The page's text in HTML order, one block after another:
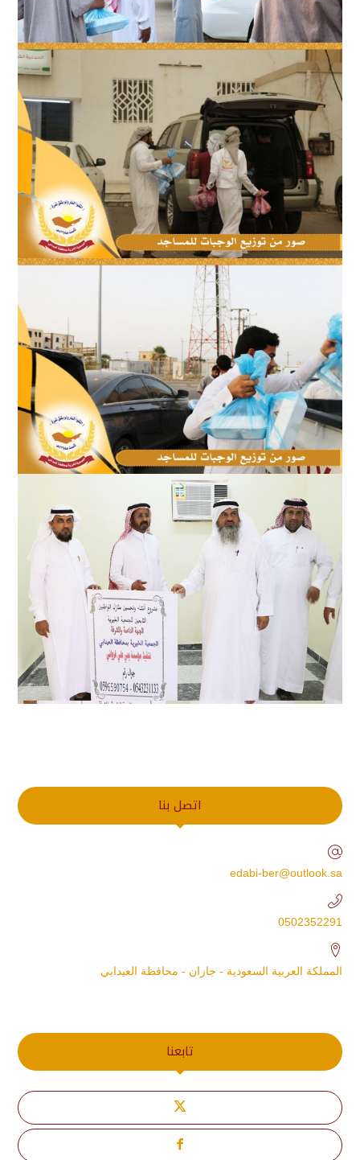
اتصل بنا
edabi-ber@outlook.sa
0502352291
المملكة العربية السعودية - جازان - محافظة العيدابي
تابعنا